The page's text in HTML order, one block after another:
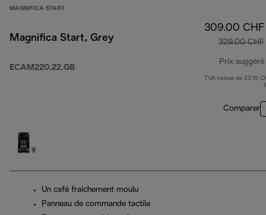
MAGNIFICA START
Magnifica Start, Grey
ECAM220.22.GB
309.00 CHF
329.00 CHF
Prix suggéré
TVA incluse de 23.15
Comparer
Un café fraîchement moulu
Panneau de commande tactile